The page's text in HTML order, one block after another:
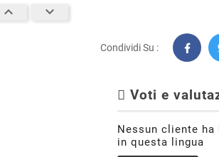
 
Condividi Su :
Voti e
Nessun cliente
in questa lingua